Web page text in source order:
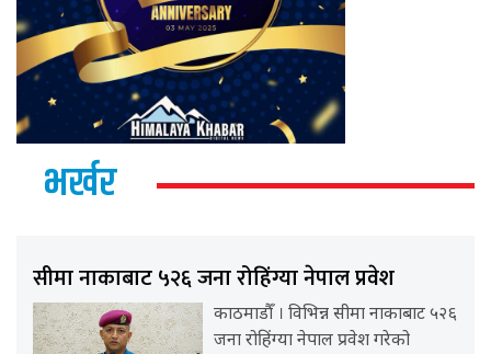
भर्खर
सीमा नाकाबाट ५२६ जना रोहिंग्या नेपाल प्रवेश
काठमाडौँ । विभिन्न सीमा नाकाबाट ५२६
जना रोहिंग्या नेपाल प्रवेश गरेको